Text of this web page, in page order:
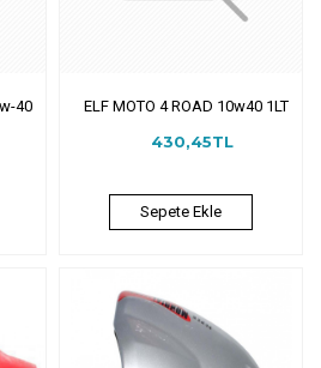
40
ELF MOTO 4 ROAD 10w40 1LT
430,45TL
Sepete Ekle